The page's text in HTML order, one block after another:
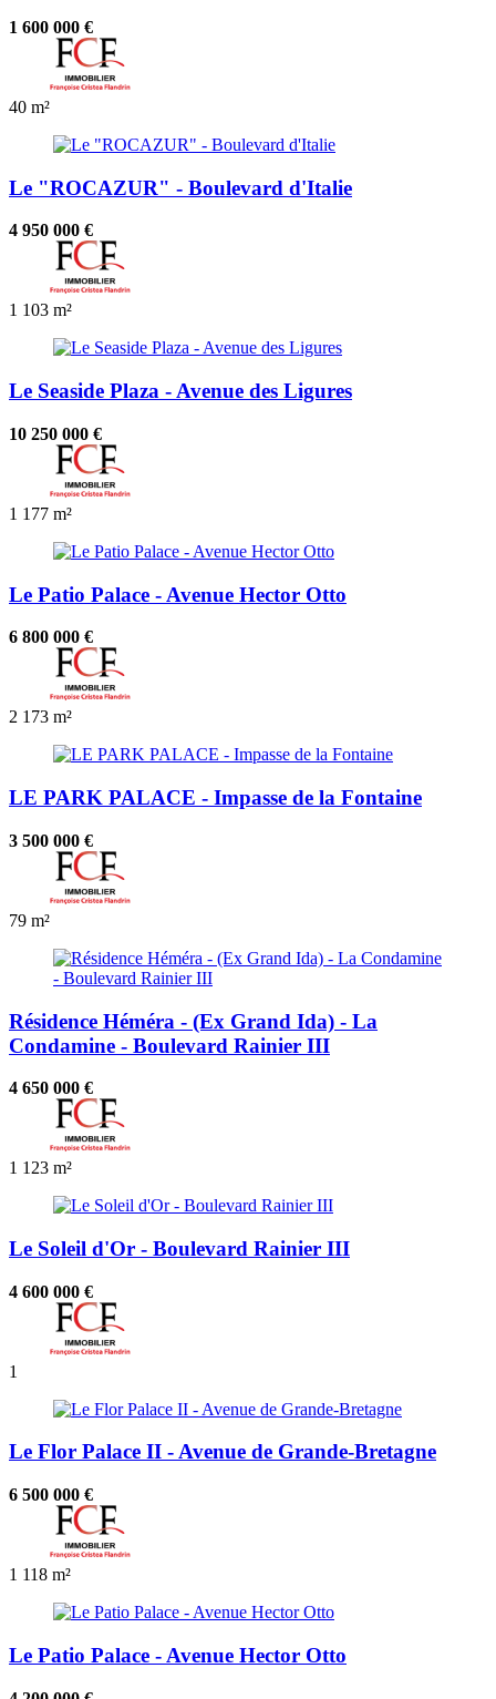
1 600 000 €
40 m²
Le "ROCAZUR" - Boulevard d'Italie
4 950 000 €
1 103 m²
Le Seaside Plaza - Avenue des Ligures
10 250 000 €
1 177 m²
Le Patio Palace - Avenue Hector Otto
6 800 000 €
2 173 m²
LE PARK PALACE - Impasse de la Fontaine
3 500 000 €
79 m²
Résidence Héméra - (Ex Grand Ida) - La
Condamine - Boulevard Rainier III
4 650 000 €
1 123 m²
Le Soleil d'Or - Boulevard Rainier III
4 600 000 €
1
Le Flor Palace II - Avenue de Grande-Bretagne
6 500 000 €
1 118 m²
Le Patio Palace - Avenue Hector Otto